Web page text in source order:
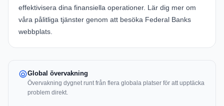
effektivisera dina finansiella operationer. Lär dig mer om
våra pålitliga tjänster genom att besöka Federal Banks
webbplats.
Global övervakning
Övervakning dygnet runt från flera globala platser för att upptäcka
problem direkt.